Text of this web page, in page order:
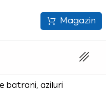
Magazin
aziluri